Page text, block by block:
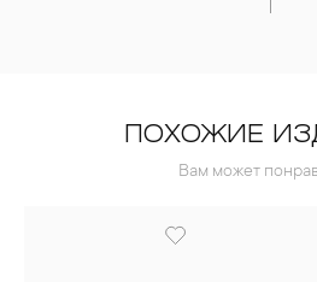
ПОХОЖИЕ
Вам может